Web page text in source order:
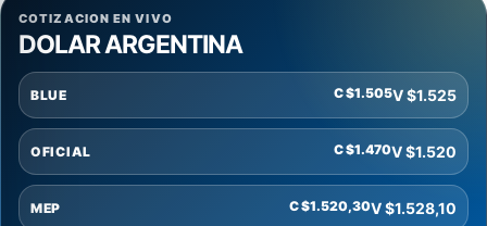
COTIZACION EN VIVO
DOLAR ARGENTINA
BLUE C $1.505V $1.525
OFICIAL C $1.470V $1.520
MEP C $1.520,30V $1.528,10